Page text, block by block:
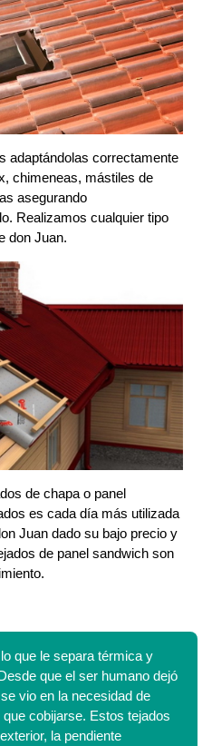
adaptándolas correctamente
chimeneas, mástiles de
asegurando
Realizamos cualquier tipo
don Juan.
de chapa o panel
es cada día más utilizada
Juan dado su bajo precio y
de panel sandwich son
que le separa térmica y
que el ser humano dejó
vio en la necesidad de
cobijarse. Estos tejados
la pendiente